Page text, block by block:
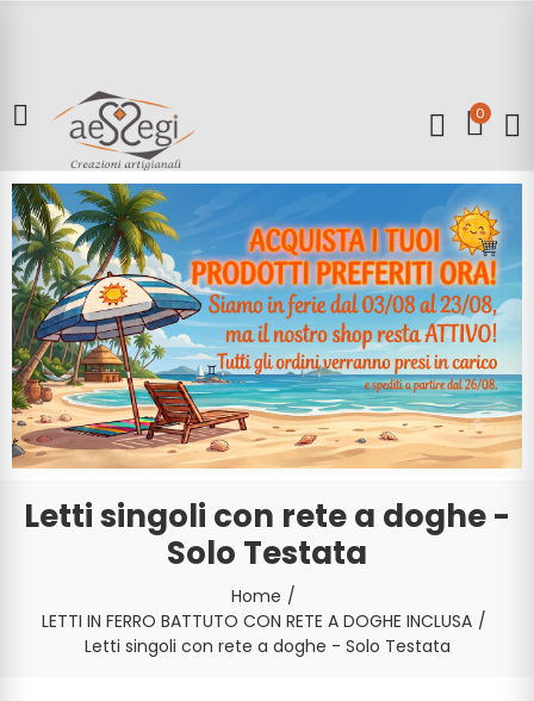
0
Letti singoli con rete a doghe -
Solo Testata
Home
LETTI IN FERRO BATTUTO CON RETE A DOGHE INCLUSA
Letti singoli con rete a doghe - Solo Testata